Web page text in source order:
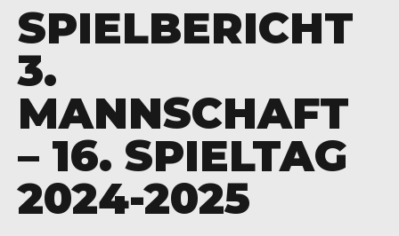
Essen
SPIELBERICHT
3.
MANNSCHAFT
– 16. SPIELTAG
2024-2025